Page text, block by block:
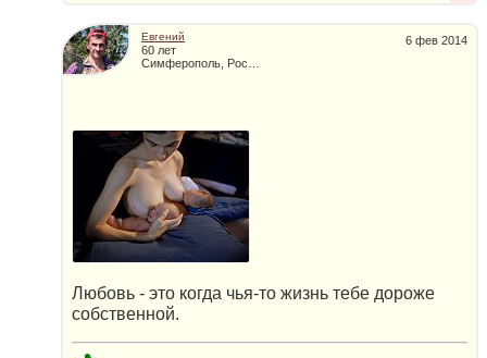
6 фев 2014
Евгений
60 лет
Любовь - это когда чья-то жизнь тебе дороже
собственной.